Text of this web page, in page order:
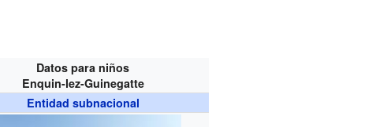
Datos para niños
Enquin-lez-Guinegatte
Entidad subnacional